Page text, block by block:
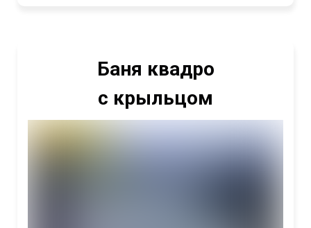
Баня квадро
с крыльцом